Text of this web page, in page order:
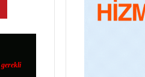
gerekli